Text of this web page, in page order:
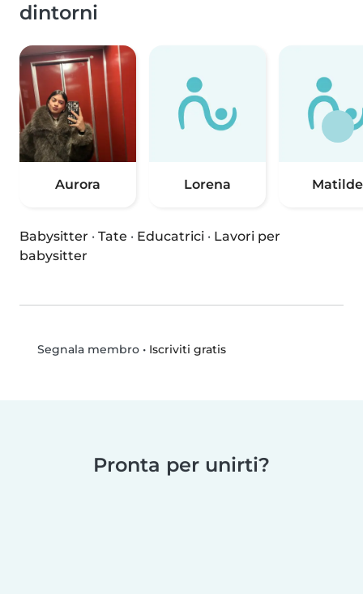
dintorni
Aurora Lorena Matilde
Babysitter · Tate · Educatrici · Lavori per
babysitter
Segnala membro• Iscriviti gratis
Pronta per unirti?